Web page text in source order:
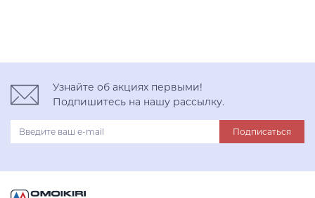
Узнайте об акциях первыми!
Подпишитесь на нашу рассылку.
Подписаться